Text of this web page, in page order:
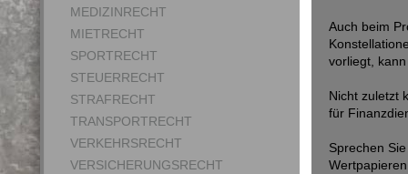
Auch beim
vorliegt,
Nicht zuletzt
für
Sprechen
MEDIZINRECHT
MIETRECHT
SPORTRECHT
STEUERRECHT
STRAFRECHT
TRANSPORTRECHT
VERKEHRSRECHT
VERSICHERUNGSRECHT